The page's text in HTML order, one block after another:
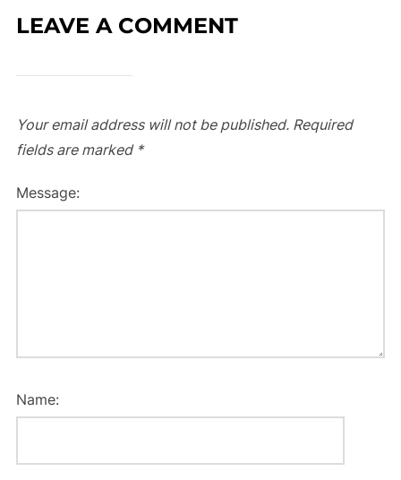
LEAVE A COMMENT
Your email address will not be published. Required
fields are marked *
Message:
Name: